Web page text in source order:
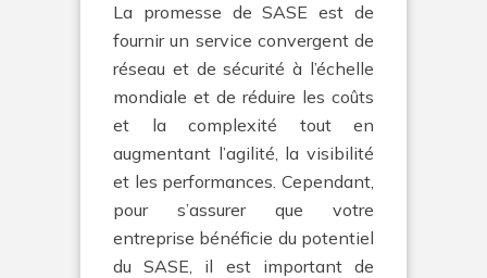
La promesse de SASE est de
fournir un service convergent de
réseau et de sécurité à l’échelle
mondiale et de réduire les coûts
et la complexité tout en
augmentant l’agilité, la visibilité
et les performances. Cependant,
pour s’assurer que votre
entreprise bénéficie du potentiel
du SASE, il est important de